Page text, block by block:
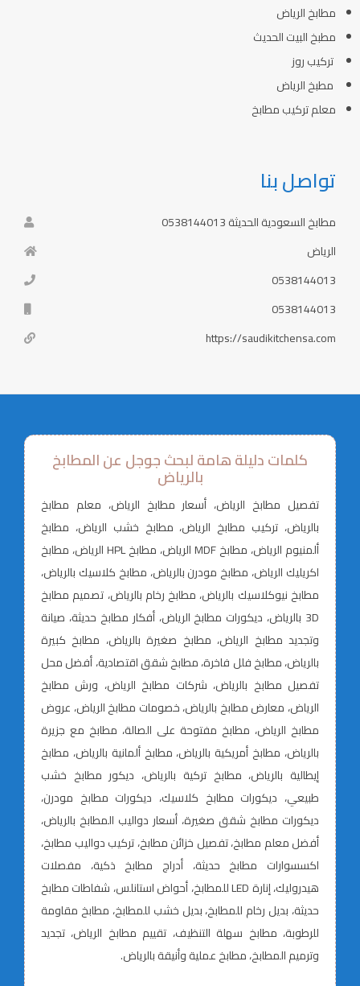
مطابخ الرياض
مطبخ البيت الحديث
تركيب روز
مطبخ الرياض
معلم تركيب مطابخ
تواصل بنا
مطابخ السعودية الحديثة 0538144013
الرياض
0538144013
0538144013
https://saudikitchensa.com
كلمات دليلة هامة لبحث جوجل عن المطابخ
بالرياض
تفصيل مطابخ الرياض، أسعار مطابخ الرياض، معلم مطابخ
بالرياض، تركيب مطابخ الرياض، مطابخ خشب الرياض، مطابخ
ألمنيوم الرياض، مطابخ MDF الرياض، مطابخ HPL الرياض، مطابخ
اكريليك الرياض، مطابخ مودرن بالرياض، مطابخ كلاسيك بالرياض،
مطابخ نيوكلاسيك بالرياض، مطابخ رخام بالرياض، تصميم مطابخ
3D بالرياض، ديكورات مطابخ الرياض، أفكار مطابخ حديثة، صيانة
وتجديد مطابخ الرياض، مطابخ صغيرة بالرياض، مطابخ كبيرة
بالرياض، مطابخ فلل فاخرة، مطابخ شقق اقتصادية، أفضل محل
تفصيل مطابخ بالرياض، شركات مطابخ الرياض، ورش مطابخ
الرياض، معارض مطابخ بالرياض، خصومات مطابخ الرياض، عروض
مطابخ الرياض، مطابخ مفتوحة على الصالة، مطابخ مع جزيرة
بالرياض، مطابخ أمريكية بالرياض، مطابخ ألمانية بالرياض، مطابخ
إيطالية بالرياض، مطابخ تركية بالرياض، ديكور مطابخ خشب
طبيعي، ديكورات مطابخ كلاسيك، ديكورات مطابخ مودرن،
ديكورات مطابخ شقق صغيرة، أسعار دواليب المطابخ بالرياض،
أفضل معلم مطابخ، تفصيل خزائن مطابخ، تركيب دواليب مطابخ،
اكسسوارات مطابخ حديثة، أدراج مطابخ ذكية، مفصلات
هيدروليك، إنارة LED للمطابخ، أحواض استانلس، شفاطات مطابخ
حديثة، بديل رخام للمطابخ، بديل خشب للمطابخ، مطابخ مقاومة
للرطوبة، مطابخ سهلة التنظيف، تقييم مطابخ الرياض، تجديد
وترميم المطابخ، مطابخ عملية وأنيقة بالرياض.